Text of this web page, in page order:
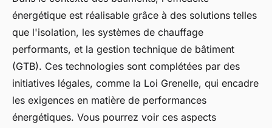
énergétique est réalisable grâce à des solutions telles
que l'isolation, les systèmes de chauffage
performants, et la gestion technique de bâtiment
(GTB). Ces technologies sont complétées par des
initiatives légales, comme la Loi Grenelle, qui encadre
les exigences en matière de performances
énergétiques. Vous pourrez voir ces aspects